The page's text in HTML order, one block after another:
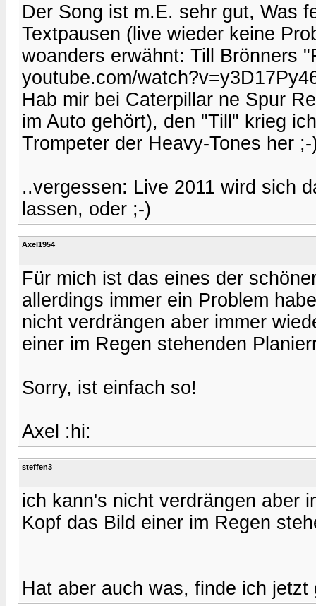
Der Song ist m.E. sehr gut, Was
Textpausen (live wieder keine
woanders erwähnt: Till Brönners
youtube.com/
Hab mir bei Caterpillar ne Spur
im Auto gehört), den "Till" krieg
Trompeter der Heavy-Tones her ;-
..vergessen: Live 2011 wird sich
lassen, oder ;-)
Axel1954
Für mich ist das eines der
allerdings immer ein Problem
nicht verdrängen aber immer
einer im Regen stehenden
Sorry, ist einfach so!
Axel :hi:
steffen3
ich kann's nicht verdrängen aber
Kopf das Bild einer im Regen
Hat aber auch was, finde ich